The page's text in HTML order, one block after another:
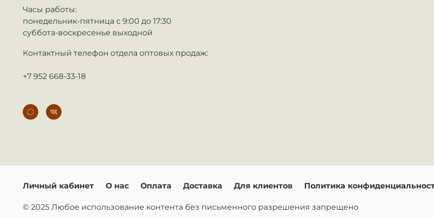
Часы работы:
понедельник-пятница с 9:00 до 17:30
суббота-воскресенье выходной
Контактный телефон отдела оптовых продаж:
+7 952 668-33-18
Личный кабинет О нас Оплата Доставка Для клиентов Политика
© 2025 Любое использование контента без письменного разрешения запрещено